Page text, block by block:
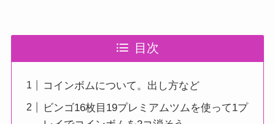
目次
コインボムについて。出し方など
ビンゴ16枚目19プレミアムツムを使って1プ